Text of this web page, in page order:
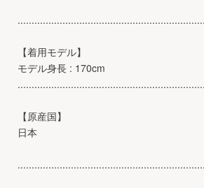
【着用モデル】
モデル身長 : 170cm
【原産国】
日本